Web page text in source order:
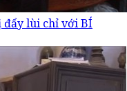
đẩy lùi chỉ với BÍ